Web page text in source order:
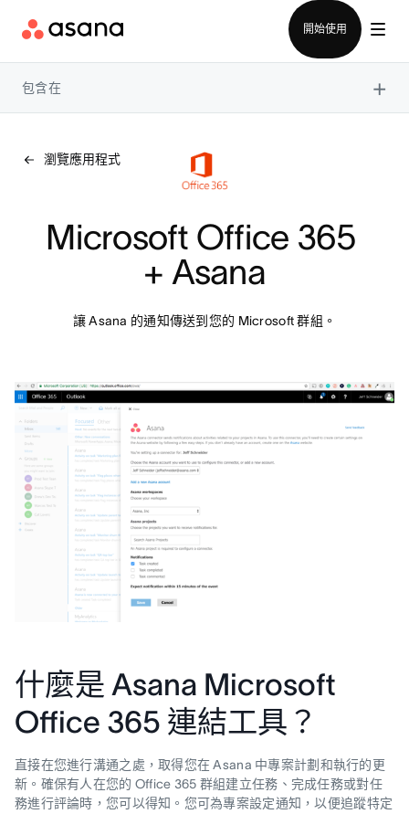
開始使用
包含在 ×
瀏覽應用程式
Microsoft Office 365
+ Asana
讓 Asana 的通知傳送到您的 Microsoft 群組。
什麼是 Asana Microsoft
Office 365 連結工具？
直接在您進行溝通之處，取得您在 Asana 中專案計劃和執行的更
新。確保有人在您的 Office 365 群組建立任務、完成任務或對任
務進行評論時，您可以得知。您可為專案設定通知，以便追蹤特定